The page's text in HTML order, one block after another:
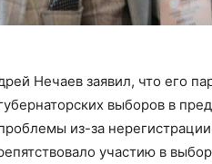
Нечаев заявил, что его
выборов в
из-за
участию в